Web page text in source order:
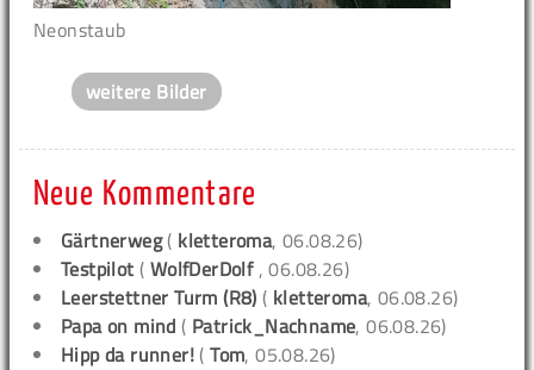
Neonstaub
weitere Bilder
Neue Kommentare
Gärtnerweg( kletteroma, 06.08.26)
Testpilot ( WolfDerDolf , 06.08.26)
Leerstettner Turm (R8) ( kletteroma, 06.08.26)
Papa on mind ( Patrick_Nachname, 06.08.26)
Hipp da runner! (Tom, 05.08.26)